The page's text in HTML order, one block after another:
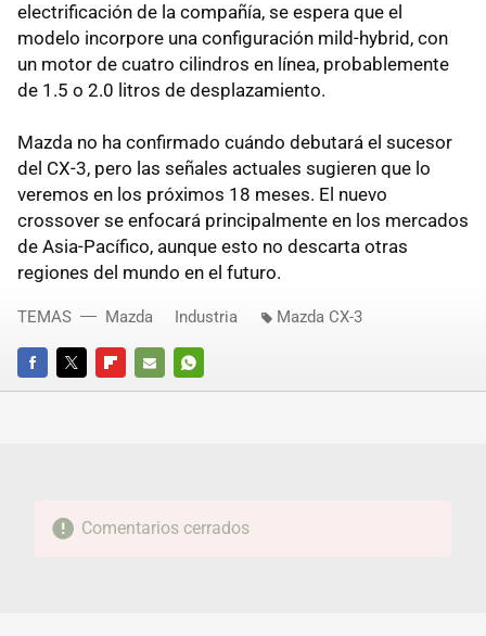
electrificación de la compañía, se espera que el
modelo incorpore una configuración mild-hybrid, con
un motor de cuatro cilindros en línea, probablemente
de 1.5 o 2.0 litros de desplazamiento.
Mazda no ha confirmado cuándo debutará el sucesor
del CX-3, pero las señales actuales sugieren que lo
veremos en los próximos 18 meses. El nuevo
crossover se enfocará principalmente en los mercados
de Asia-Pacífico, aunque esto no descarta otras
regiones del mundo en el futuro.
FACEBOOKTWITTERFLIPBOARD
E-
WHATSAPP
TEMAS Mazda Industria Mazda CX-3
Comentarios cerrados